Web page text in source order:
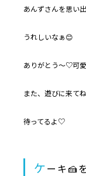
あんずさんを思い
うれしいなぁ😊
ありがとう～♡可
また、遊びに来てね
待ってるよ♡
ケ ーキ🍰